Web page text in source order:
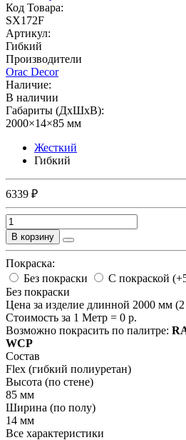
Код Товара:
SX172F
Артикул:
Гибкий
Производители
Orac Decor
Наличие:
В наличии
Габариты (ДхШхВ):
2000×14×85 мм
Жесткий
Гибкий
6339 ₽
В корзину
Покраска:
Без покраски
С покраской
Без покраски
Цена за изделие длинной 2000 мм
Стоимость за 1 Метр = 0 р.
Возможно покрасить по палитре:
WCP
Состав
Flex (гибкий полиуретан)
Высота (по стене)
85 мм
Ширина (по полу)
14 мм
Все характеристики